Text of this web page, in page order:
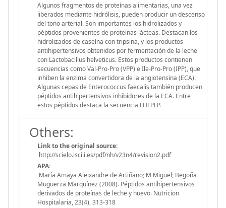
Algunos fragmentos de proteínas alimentarias, una vez
liberados mediante hidrólisis, pueden producir un descenso
del tono arterial. Son importantes los hidrolizados y
péptidos provenientes de proteínas lácteas. Destacan los
hidrolizados de caseína con tripsina, y los productos
antihipertensivos obtenidos por fermentación de la leche
con Lactobacillus helveticus. Estos productos contienen
secuencias como Val-Pro-Pro (VPP) e Ile-Pro-Pro (IPP), que
inhiben la enzima convertidora de la angiotensina (ECA).
Algunas cepas de Enterococcus faecalis también producen
péptidos antihipertensivos inhibidores de la ECA. Entre
estos péptidos destaca la secuencia LHLPLP.
Others:
Link to the original source:
http://scielo.isciii.es/pdf/nh/v23n4/revision2.pdf
APA:
María Amaya Aleixandre de Artiñano; M Miguel; Begoña
Muguerza Marquínez (2008). Péptidos antihipertensivos
derivados de proteínas de leche y huevo. Nutricion
Hospitalaria, 23(4), 313-318